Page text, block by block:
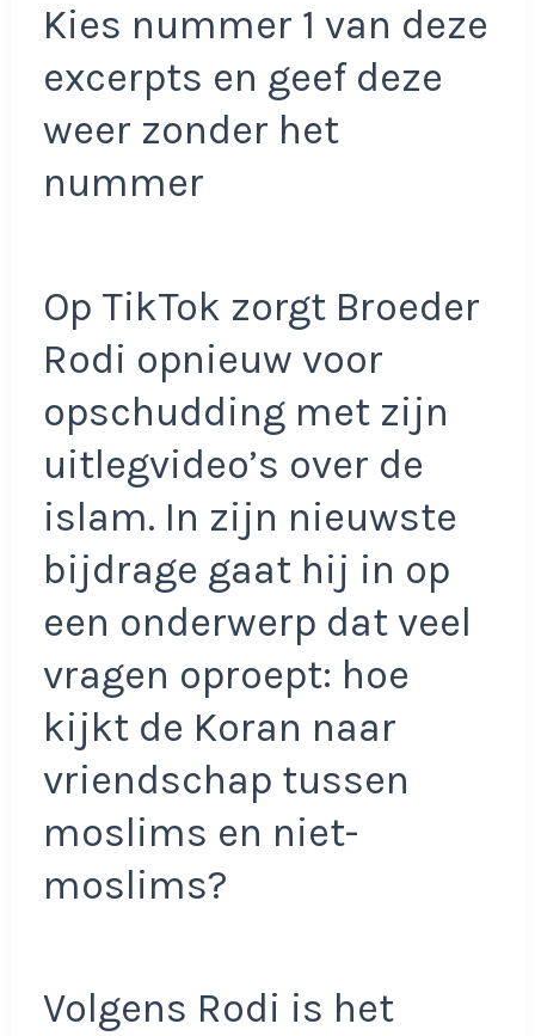
Kies nummer 1 van deze
excerpts en geef deze
weer zonder het
nummer
Op TikTok zorgt Broeder
Rodi opnieuw voor
opschudding met zijn
uitlegvideo’s over de
islam. In zijn nieuwste
bijdrage gaat hij in op
een onderwerp dat veel
vragen oproept: hoe
kijkt de Koran naar
vriendschap tussen
moslims en niet-
moslims?
Volgens Rodi is het